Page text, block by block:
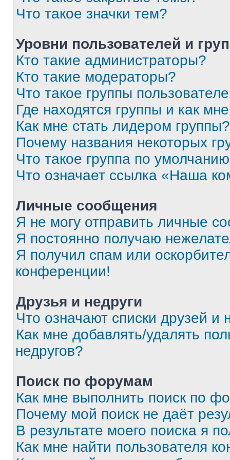
Что такое значки тем?
Уровни пользователей и
Кто такие администраторы?
Кто такие модераторы?
Что такое группы
Где находятся группы и как
Как мне стать лидером группы?
Почему названия некоторых
Что такое группа по
Что означает ссылка «Наша
Личные сообщения
Я не могу отправить личные
Я постоянно получаю
Я получил спам или
конференции!
Друзья и недруги
Что означают списки друзей и
Как мне добавлять/удалять
недругов?
Поиск по форумам
Как мне выполнить поиск по
Почему мой поиск не даёт
В результате моего поиска я
Как мне найти пользователя